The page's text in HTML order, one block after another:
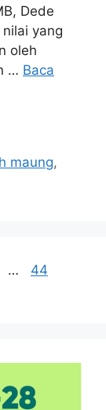
Dede
yang
oleh
… Baca
maung,
… Halaman
44